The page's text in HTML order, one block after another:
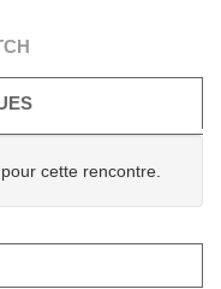
cette rencontre.